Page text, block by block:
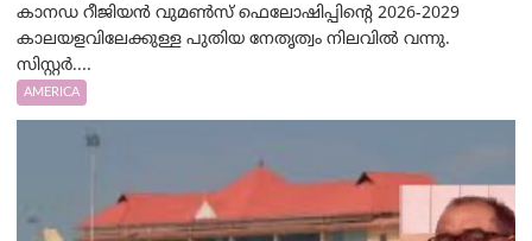
കാനഡ റീജിയൻ വുമൺസ് ഫെലോഷിപ്പിന്റെ 2026-2029
കാലയളവിലേക്കുള്ള പുതിയ നേതൃത്വം നിലവിൽ വന്നു.
സിസ്റ്റർ....
AMERICA